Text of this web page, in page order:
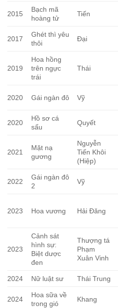
2015
Bạch mã
hoàng tử
Tiến
2017
Ghét thì yêu
thôi
Đại
2019
Hoa hồng
trên ngực
trái
Thái
2020 Gái ngàn đô Vỹ
2020
Hồ sơ cá
sấu
Quyết
2021
Mặt nạ
gương
Nguyễn
Tiến Khôi
(Hiệp)
2022
Gái ngàn đô
2
Vỹ
2023 Hoa vương Hải Đăng
2023
Cảnh sát
hình sự:
Biệt dược
đen
Thượng tá
Phạm
Xuân Vinh
2024 Nữ luật sư Thái Trung
2024
Hoa sữa về
trong gió
Khang